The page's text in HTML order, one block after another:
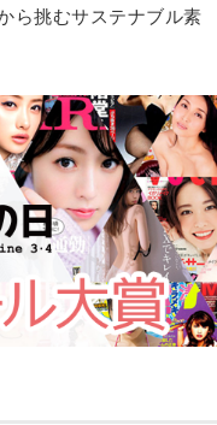
ら挑むサステナブル素